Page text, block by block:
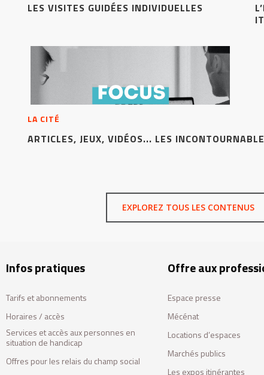
LES VISITES GUIDÉES INDIVIDUELLES
LA CITÉ
ARTICLES, JEUX, VIDÉOS... LES
EXPLOREZ TOUS LES CONTENUS
Infos pratiques
Tarifs et abonnements
Horaires / accès
Services et accès aux personnes en
situation de handicap
Offres pour les relais du champ social
Offre aux
Espace presse
Mécénat
Locations d’espaces
Marchés publics
Les expos itinérantes